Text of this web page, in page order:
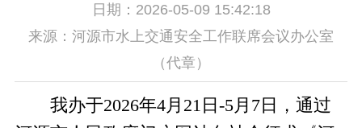
日期：2026-05-09 15:42:18
来源：河源市水上交通安全工作联席会议办公室
（代章）
我办于2026年4月21日-5月7日，通过